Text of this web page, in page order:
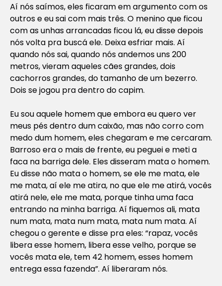
Aí nós saímos, eles ficaram em argumento com os
outros e eu sai com mais três. O menino que ficou
com as unhas arrancadas ficou lá, eu disse depois
nós volta pra buscá ele. Deixa esfriar mais. Aí
quando nós sai, quando nós andemos uns 200
metros, vieram aqueles cães grandes, dois
cachorros grandes, do tamanho de um bezerro.
Dois se jogou pra dentro do capim.
Eu sou aquele homem que embora eu quero ver
meus pés dentro dum caixão, mas não corro com
medo dum homem, eles chegaram e me cercaram.
Barroso era o mais de frente, eu peguei e meti a
faca na barriga dele. Eles disseram mata o homem.
Eu disse não mata o homem, se ele me mata, ele
me mata, aí ele me atira, no que ele me atirá, vocês
atirá nele, ele me mata, porque tinha uma faca
entrando na minha barriga. Aí fiquemos ali, mata
num mata, mata num mata, mata num mata. Aí
chegou o gerente e disse pra eles: “rapaz, vocês
libera esse homem, libera esse velho, porque se
vocês mata ele, tem 42 homem, esses homem
entrega essa fazenda”. Aí liberaram nós.